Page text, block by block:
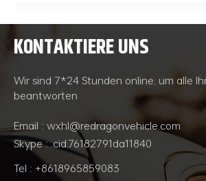
KONTAKTIERE UNS
Wir sind 7*24 Stunden online, um alle
beantworten
Email : wxhl@redragonvehicle.com
Skype : .cid.76182791da11840
Tel : +8618965859083